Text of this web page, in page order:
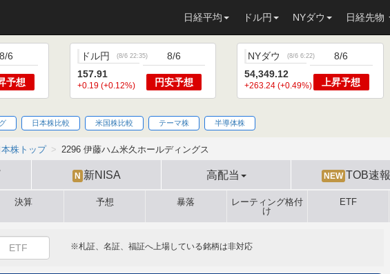
日経平均 ドル円 NYダウ 日経先物
8/6
予想
ドル円 (8/6 22:35)
157.91
+0.19 (+0.12%)
8/6
円安予想
NYダウ (8/6 6:22)
54,349.12
+263.24 (+0.49%)
8/6
上昇予想
日本株比較 米国株比較 テーマ株 半導体株
本株トップ 2296 伊藤ハム米久ホールディングス
N 新NISA 高配当 NEW TOB速報
決算 予想 暴落
レーティング格付
け
ETF
※札証、名証、福証へ上場している銘柄は非対応